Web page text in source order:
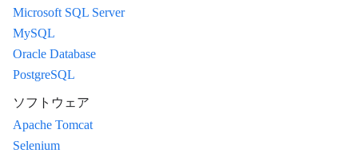
Microsoft SQL Server
MySQL
Oracle Database
PostgreSQL
ソフトウェア
Apache Tomcat
Selenium